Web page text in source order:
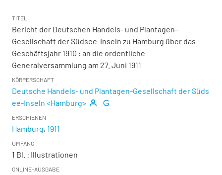
TITEL
Bericht der Deutschen Handels- und Plantagen-
Gesellschaft der Südsee-Inseln zu Hamburg über das
Geschäftsjahr 1910 : an die ordentliche
Generalversammlung am 27. Juni 1911
KÖRPERSCHAFT
Deutsche Handels- und Plantagen-Gesellschaft der Süds
ee-Inseln <Hamburg>
ERSCHIENEN
Hamburg, 1911
UMFANG
1 Bl. : Illustrationen
ONLINE-AUSGABE